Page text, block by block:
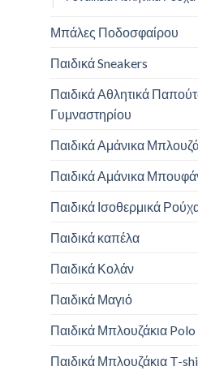
Μπάλες Ποδοσφαίρου
Παιδικά Sneakers
Παιδικά Αθλητικά
Γυμναστηρίου
Παιδικά Αμάνικα
Παιδικά Αμάνικα
Παιδικά Ισοθερμικά
Παιδικά καπέλα
Παιδικά Κολάν
Παιδικά Μαγιό
Παιδικά Μπλουζάκια Polo
Παιδικά Μπλουζάκια T-